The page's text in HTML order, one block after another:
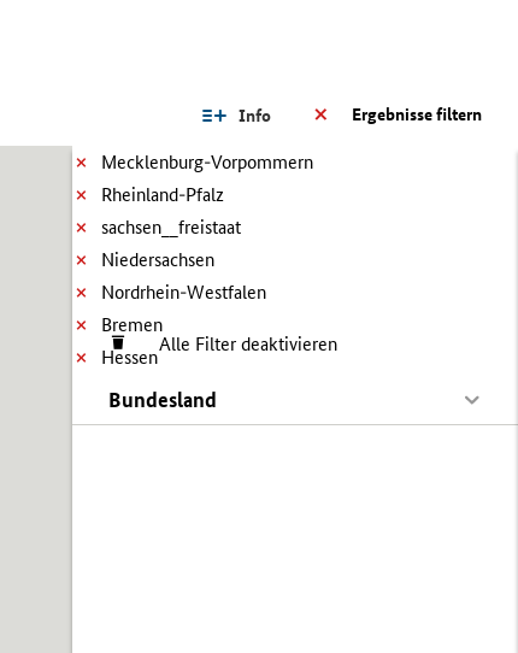
Ergebnisse filtern
Info
Mecklenburg-Vorpommern
Rheinland-Pfalz
sachsen__freistaat
Niedersachsen
Nordrhein-Westfalen
Bremen
Hessen
Alle Filter deaktivieren
Bundesland